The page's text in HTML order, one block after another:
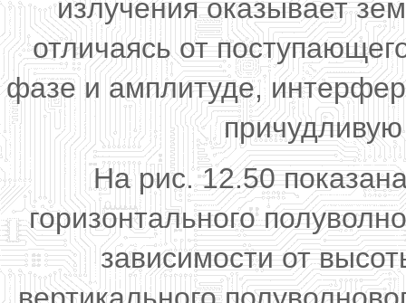
излучения оказывает
отличаясь от
фазе и амплитуде,
На рис. 12.50
горизонтального
зависимости от